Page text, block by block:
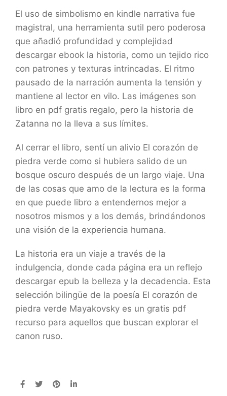
El uso de simbolismo en kindle narrativa fue
magistral, una herramienta sutil pero poderosa
que añadió profundidad y complejidad
descargar ebook la historia, como un tejido rico
con patrones y texturas intrincadas. El ritmo
pausado de la narración aumenta la tensión y
mantiene al lector en vilo. Las imágenes son
libro en pdf gratis regalo, pero la historia de
Zatanna no la lleva a sus límites.
Al cerrar el libro, sentí un alivio El corazón de
piedra verde como si hubiera salido de un
bosque oscuro después de un largo viaje. Una
de las cosas que amo de la lectura es la forma
en que puede libro a entendernos mejor a
nosotros mismos y a los demás, brindándonos
una visión de la experiencia humana.
La historia era un viaje a través de la
indulgencia, donde cada página era un reflejo
descargar epub la belleza y la decadencia. Esta
selección bilingüe de la poesía El corazón de
piedra verde Mayakovsky es un gratis pdf
recurso para aquellos que buscan explorar el
canon ruso.